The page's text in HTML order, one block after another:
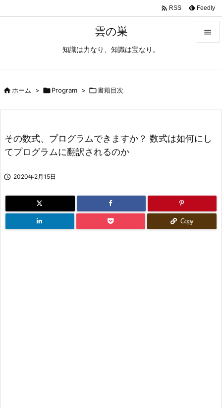
雲の巣
知識は力なり、知識は宝なり。

次へ
 RSS Feedly
ホーム > Program > 書籍目次
その数式、プログラムできますか？ 数式は如何にし
てプログラムに翻訳されるのか
 2020年2月15日
Copy